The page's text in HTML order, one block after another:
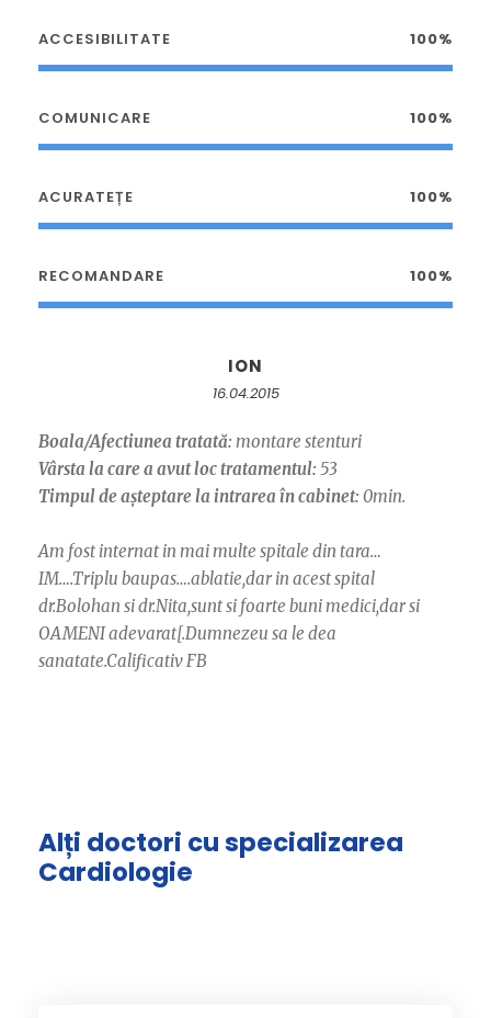
ACCESIBILITATE 100%
COMUNICARE 100%
ACURATEȚE 100%
RECOMANDARE 100%
ION
16.04.2015
Boala/Afectiunea tratată: montare stenturi
Vârsta la care a avut loc tratamentul: 53
Timpul de așteptare la intrarea în cabinet: 0min.
Am fost internat in mai multe spitale din tara…
IM….Triplu baupas….ablatie,dar in acest spital
dr.Bolohan si dr.Nita,sunt si foarte buni medici,dar si
OAMENI adevarat[.Dumnezeu sa le dea
sanatate.Calificativ FB
Alți doctori cu specializarea
Cardiologie